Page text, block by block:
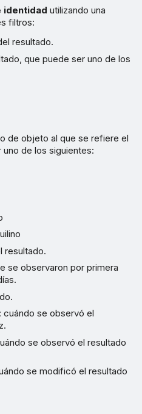
identidad utilizando una
filtros:
resultado.
que puede ser uno de los
de objeto al que se refiere el
de los siguientes:
resultado.
se observaron por primera
: cuándo se observó el
se observó el resultado
se modificó el resultado